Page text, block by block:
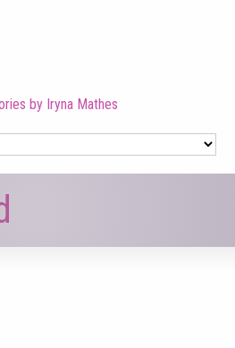
by Iryna Mathes